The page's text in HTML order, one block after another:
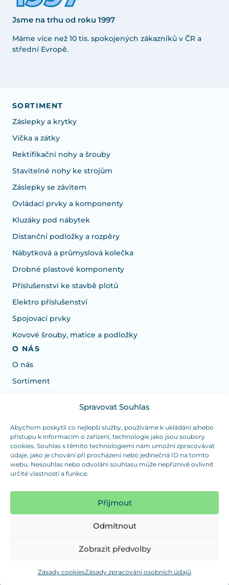
Spravovat Souhlas
Abychom poskytli co nejlepší služby, používáme k ukládání a/nebo
přístupu k informacím o zařízení, technologie jako jsou soubory
cookies. Souhlas s těmito technologiemi nám umožní zpracovávat
údaje, jako je chování při procházení nebo jedinečná ID na tomto
webu. Nesouhlas nebo odvolání souhlasu může nepříznivě ovlivnit
určité vlastnosti a funkce.
Přijmout
Odmítnout
Zobrazit předvolby
Zásady cookiesZásady zpracování osobních údajů
Jsme na trhu od roku 1997
Máme více než 10 tis. spokojených zákazníků v ČR a
střední Evropě.
SORTIMENT
Záslepky a krytky
Víčka a zátky
Rektifikační nohy a šrouby
Stavitelné nohy ke strojům
Záslepky se závitem
Ovládací prvky a komponenty
Kluzáky pod nábytek
Distanční podložky a rozpěry
Nábytková a průmyslová kolečka
Drobné plastové komponenty
Příslušenství ke stavbě plotů
Elektro příslušenství
Spojovací prvky
Kovové šrouby, matice a podložky
O NÁS
O nás
Sortiment
Potřebujete poradit s výběrem?
Jsme tu pro vás Pondělí-Čtvrtek od: 7:30 - 15:30 hodin
a Pátek od 7:30 - 14:30 hodin
info@dualpraha.cz +420 725 802 767
(platba pouze v hotovosti)
Jsme tu pro vás Pondělí-Čtvrtek od: 7:30 - 15:30 hodin